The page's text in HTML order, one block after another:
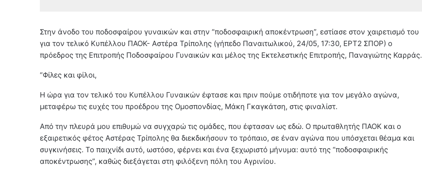
Στην άνοδο του ποδοσφαίρου γυναικών και στην “ποδοσφαιρική αποκέντρωση”, εστίασε στον χαιρετισμό του
για τον τελικό Κυπέλλου ΠΑΟΚ- Αστέρα Τρίπολης (γήπεδο Παναιτωλικού, 24/05, 17:30, ΕΡΤ2 ΣΠΟΡ) ο
πρόεδρος της Επιτροπής Ποδοσφαίρου Γυναικών και μέλος της Εκτελεστικής Επιτροπής, Παναγιώτης Καρράς.
“Φίλες και φίλοι,
Η ώρα για τον τελικό του Κυπέλλου Γυναικών έφτασε και πριν πούμε οτιδήποτε για τον μεγάλο αγώνα,
μεταφέρω τις ευχές του προέδρου της Ομοσπονδίας, Μάκη Γκαγκάτση, στις φιναλίστ.
Από την πλευρά μου επιθυμώ να συγχαρώ τις ομάδες, που έφτασαν ως εδώ. Ο πρωταθλητής ΠΑΟΚ και ο
εξαιρετικός φέτος Αστέρας Τρίπολης θα διεκδικήσουν το τρόπαιο, σε έναν αγώνα που υπόσχεται θέαμα και
συγκινήσεις. Το παιχνίδι αυτό, ωστόσο, φέρνει και ένα ξεχωριστό μήνυμα: αυτό της “ποδοσφαιρικής
αποκέντρωσης”, καθώς διεξάγεται στη φιλόξενη πόλη του Αγρινίου.